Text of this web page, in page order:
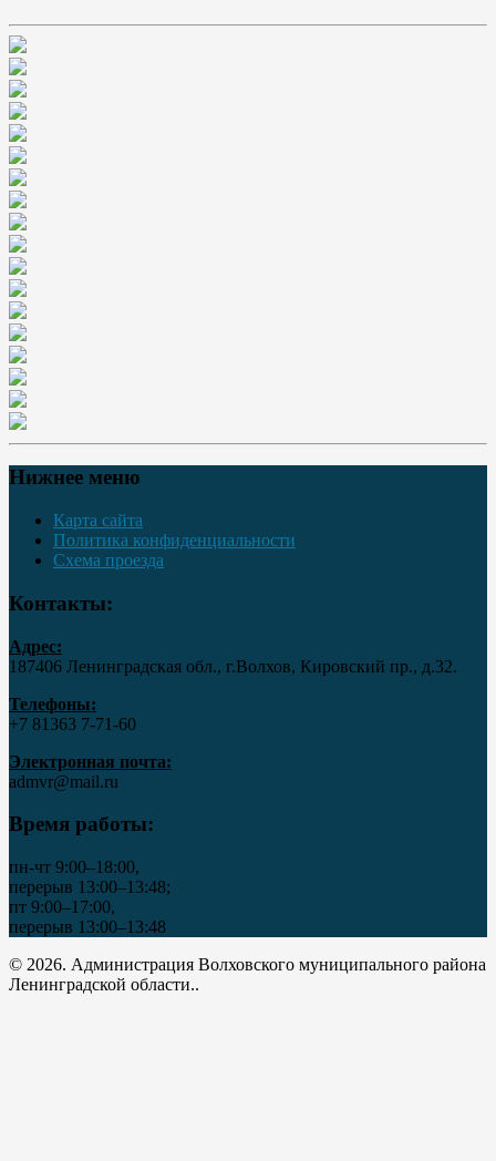
Нижнее меню
Карта сайта
Политика конфиденциальности
Схема проезда
Контакты:
Адрес:
187406 Ленинградская обл., г.Волхов, Кировский пр., д.32.
Телефоны:
+7 81363 7‑71-60
Электронная почта:
admvr@mail.ru
Время работы:
пн-чт 9:00–18:00,
перерыв 13:00–13:48;
пт 9:00–17:00,
перерыв 13:00–13:48
© 2026. Администрация Волховского муниципального района
Ленинградской области..